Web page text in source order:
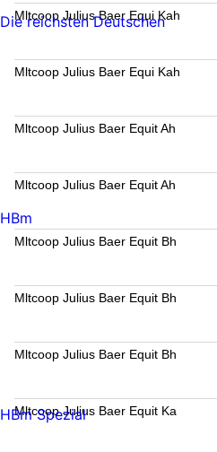
Mltcoop Julius Baer Equi Kah
Mltcoop Julius Baer Equi Kah
Mltcoop Julius Baer Equit Ah
Mltcoop Julius Baer Equit Ah
Mltcoop Julius Baer Equit Bh
Mltcoop Julius Baer Equit Bh
Mltcoop Julius Baer Equit Bh
Mltcoop Julius Baer Equit Ka
Die reichsten Deutschen
HBm
HBm Spezial